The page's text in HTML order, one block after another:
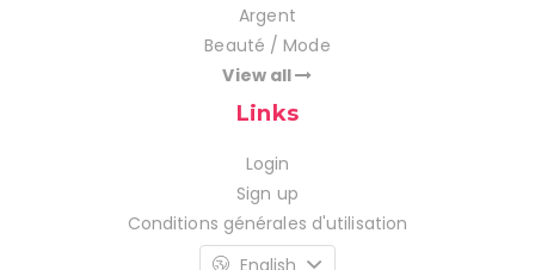
Argent
Beauté / Mode
View all
Links
Login
Sign up
Conditions générales d'utilisation